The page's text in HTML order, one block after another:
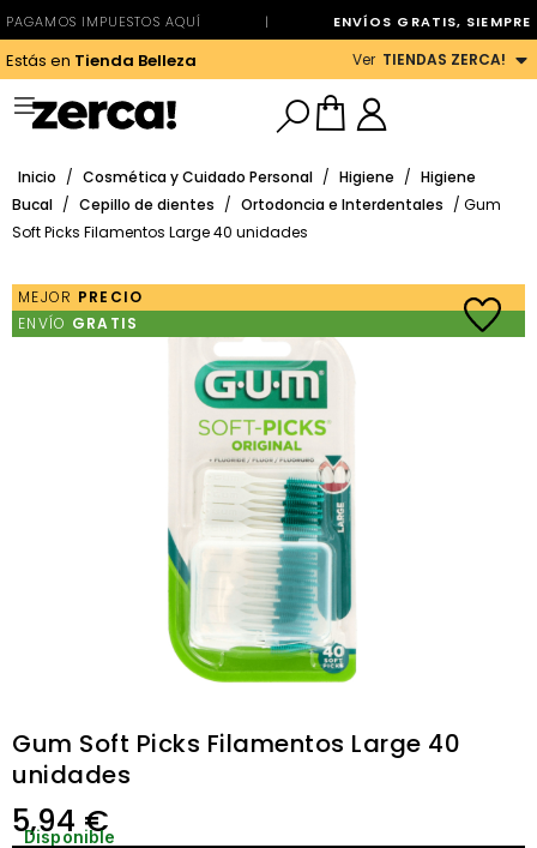
PAGAMOS IMPUESTOS AQUÍ | ENVÍOS GRATIS, SIEMPRE
Estás en Tienda Belleza Ver TIENDAS ZERCA!
Inicio / Cosmética y Cuidado Personal / Higiene / Higiene
Bucal / Cepillo de dientes / Ortodoncia e Interdentales / Gum
Soft Picks Filamentos Large 40 unidades
MEJOR PRECIO
ENVÍO GRATIS
Gum Soft Picks Filamentos Large 40
unidades
5,94 €
Disponible